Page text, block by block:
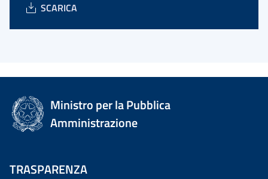
SCARICA
Ministro per la Pubblica
Amministrazione
TRASPARENZA